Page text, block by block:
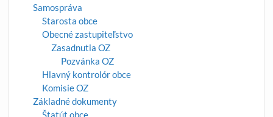
Samospráva
Starosta obce
Obecné zastupiteľstvo
Zasadnutia OZ
Pozvánka OZ
Hlavný kontrolór obce
Komisie OZ
Základné dokumenty
Štatút obce